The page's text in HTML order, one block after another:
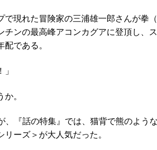
現れた冒険家の三浦雄一郎さんが拳
チンの最高峰アコンカグアに登頂し、
である。
。
『話の特集』では、猫背で熊のよう
ーズ＞が大人気だった。